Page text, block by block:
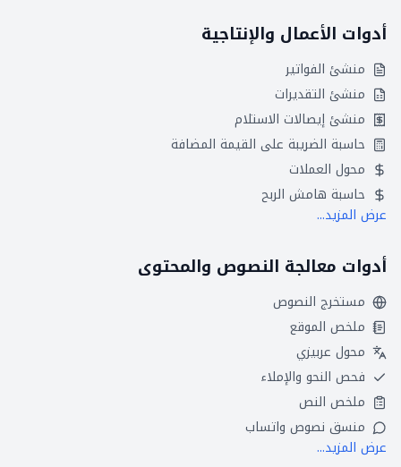
أدوات الأعمال والإنتاجية
منشئ الفواتير
منشئ التقديرات
منشئ إيصالات الاستلام
حاسبة الضريبة على القيمة المضافة
محول العملات
حاسبة هامش الربح
عرض المزيد...
أدوات معالجة النصوص والمحتوى
مستخرج النصوص
ملخص الموقع
محول عربيزي
فحص النحو والإملاء
ملخص النص
منسق نصوص واتساب
عرض المزيد...